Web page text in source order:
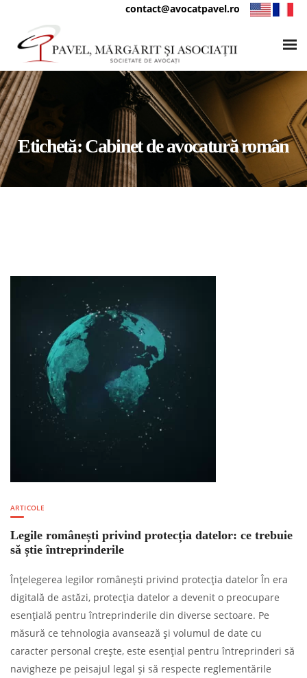
contact@avocatpavel.ro
Etichetă:Cabinet de avocatură român
ARTICOLE
Legile românești privind protecția datelor: ce trebuie
să știe întreprinderile
Înțelegerea legilor românești privind protecția datelor În era
digitală de astăzi, protecția datelor a devenit o preocupare
esențială pentru întreprinderile din diverse sectoare. Pe
măsură ce tehnologia avansează și volumul de date cu
caracter personal crește, este esențial pentru întreprinderi să
navigheze pe peisajul legal și să respecte reglementările